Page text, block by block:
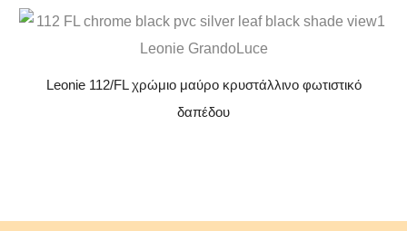
Leonie 112/FL χρώμιο μαύρο κρυστάλλινο φωτιστικό
δαπέδου